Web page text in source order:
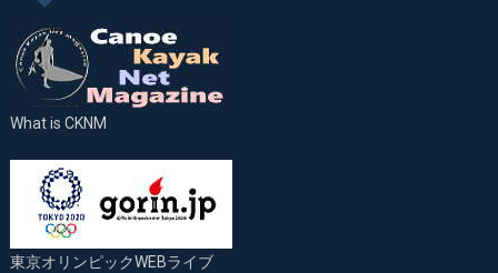
What is CKNM
東京オリンピックWEBライブ